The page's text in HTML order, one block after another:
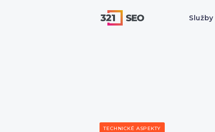
Služby
TECHNICKÉ ASPEKTY